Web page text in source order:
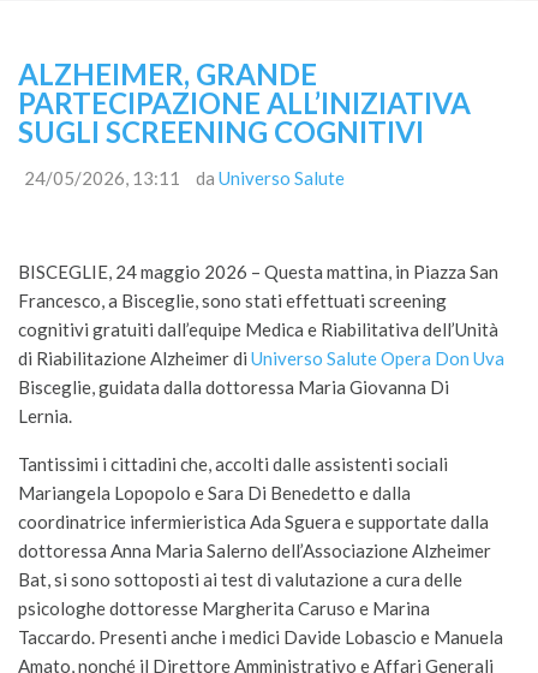
ALZHEIMER, GRANDE
PARTECIPAZIONE ALL’INIZIATIVA
SUGLI SCREENING COGNITIVI
24/05/2026, 13:11 da Universo Salute
BISCEGLIE, 24 maggio 2026 – Questa mattina, in Piazza San
Francesco, a Bisceglie, sono stati effettuati screening
cognitivi gratuiti dall’equipe Medica e Riabilitativa dell’Unità
di Riabilitazione Alzheimer di Universo Salute Opera Don Uva
Bisceglie, guidata dalla dottoressa Maria Giovanna Di
Lernia.
Tantissimi i cittadini che, accolti dalle assistenti sociali
Mariangela Lopopolo e Sara Di Benedetto e dalla
coordinatrice infermieristica Ada Sguera e supportate dalla
dottoressa Anna Maria Salerno dell’Associazione Alzheimer
Bat, si sono sottoposti ai test di valutazione a cura delle
psicologhe dottoresse Margherita Caruso e Marina
Taccardo. Presenti anche i medici Davide Lobascio e Manuela
Amato, nonché il Direttore Amministrativo e Affari Generali